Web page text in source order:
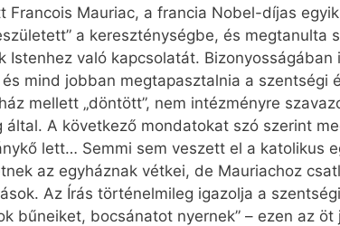
Francois Mauriac, a francia Nobel-díjas
a kereszténységbe, és
Istenhez való kapcsolatát.
és mind jobban megtapasztalnia a
mellett „döntött”, nem intézményre
által. A következő mondatokat szó szerint
lett… Semmi sem veszett el a katolikus
az egyháznak vétkei, de Mauriachoz
Az Írás történelmileg igazolja a
bűneiket, bocsánatot nyernek” – ezen az